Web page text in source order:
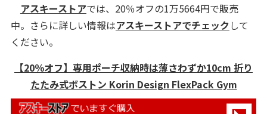
アスキーストアでは、20％オフの1万5664円で販売
中。さらに詳しい情報はアスキーストアでチェックして
ください。
【20％オフ】専用ポーチ収納時は薄さわずか10cm 折り
たたみ式ボストン Korin Design FlexPack Gym